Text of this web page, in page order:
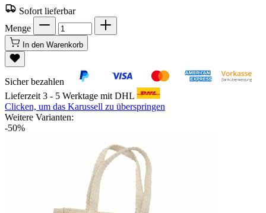
Sofort lieferbar
Menge
In den Warenkorb
Sicher bezahlen
Lieferzeit 3 - 5 Werktage mit DHL
Clicken, um das Karussell zu überspringen
Weitere Varianten:
-50%